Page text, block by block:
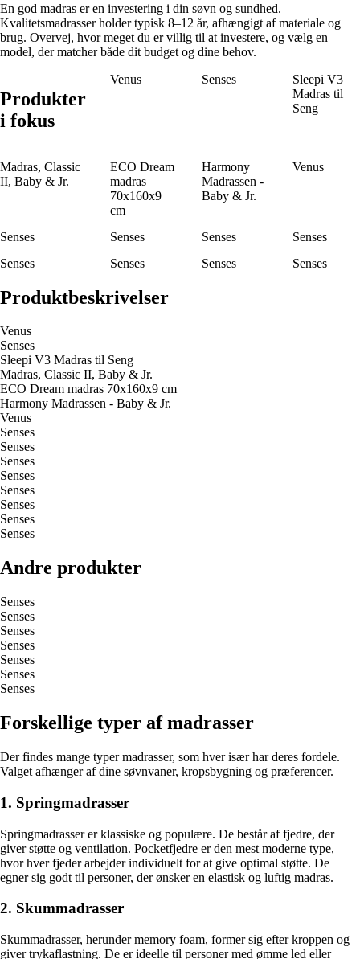
En god madras er en investering i din søvn og sundhed.
Kvalitetsmadrasser holder typisk 8–12 år, afhængigt af materiale og
brug. Overvej, hvor meget du er villig til at investere, og vælg en
model, der matcher både dit budget og dine behov.
Produkter
i fokus
Venus Senses
Sleepi V3
Madras til
Seng
Madras, Classic
II, Baby & Jr.
ECO Dream
madras
70x160x9
cm
Harmony
Madrassen -
Baby & Jr.
Venus
Senses Senses Senses
Senses
Senses
Senses Senses Senses
Produktbeskrivelser
Venus
Senses
Sleepi V3 Madras til Seng
Madras, Classic II, Baby & Jr.
ECO Dream madras 70x160x9 cm
Harmony Madrassen - Baby & Jr.
Venus
Senses
Senses
Senses
Senses
Senses
Senses
Senses
Senses
Andre produkter
Senses
Senses
Senses
Senses
Senses
Senses
Senses
Forskellige typer af madrasser
Der findes mange typer madrasser, som hver især har deres fordele.
Valget afhænger af dine søvnvaner, kropsbygning og præferencer.
1. Springmadrasser
Springmadrasser er klassiske og populære. De består af fjedre, der
giver støtte og ventilation. Pocketfjedre er den mest moderne type,
hvor hver fjeder arbejder individuelt for at give optimal støtte. De
egner sig godt til personer, der ønsker en elastisk og luftig madras.
2. Skummadrasser
Skummadrasser, herunder memory foam, former sig efter kroppen og
giver trykaflastning. De er ideelle til personer med ømme led eller